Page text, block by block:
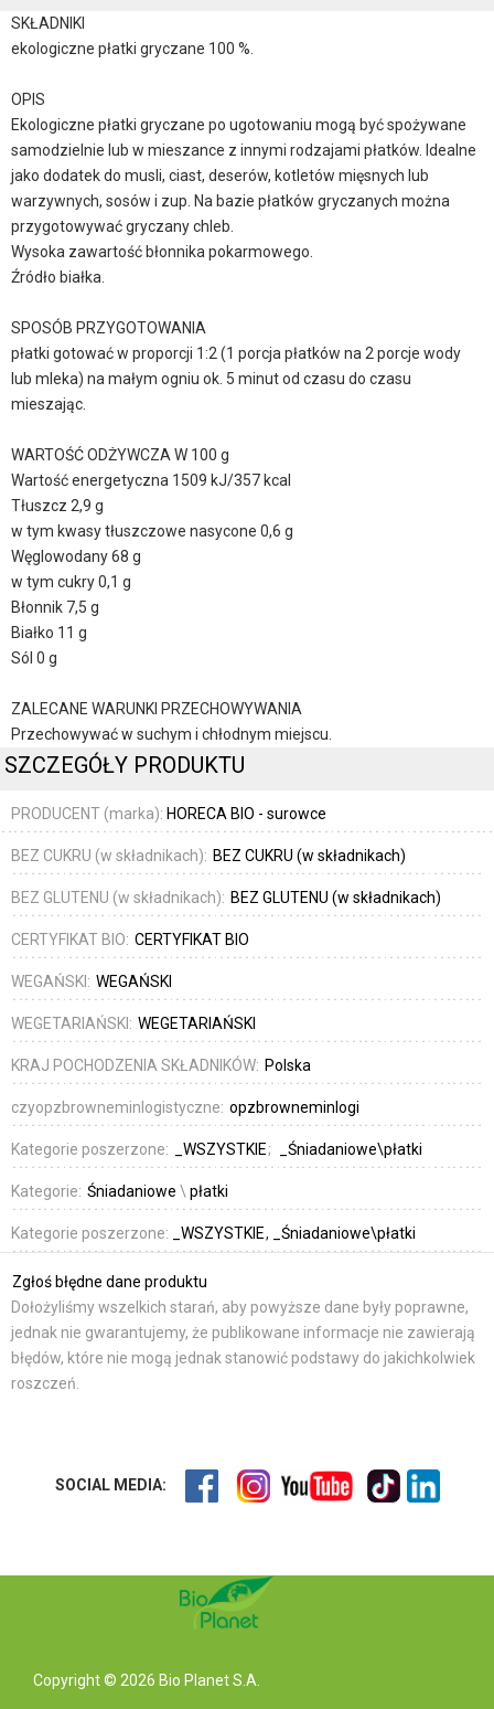
SKŁADNIKI
ekologiczne płatki gryczane 100 %.
OPIS
Ekologiczne płatki gryczane po ugotowaniu mogą być spożywane
samodzielnie lub w mieszance z innymi rodzajami płatków. Idealne
jako dodatek do musli, ciast, deserów, kotletów mięsnych lub
warzywnych, sosów i zup. Na bazie płatków gryczanych można
przygotowywać gryczany chleb.
Wysoka zawartość błonnika pokarmowego.
Źródło białka.
SPOSÓB PRZYGOTOWANIA
płatki gotować w proporcji 1:2 (1 porcja płatków na 2 porcje wody
lub mleka) na małym ogniu ok. 5 minut od czasu do czasu
mieszając.
WARTOŚĆ ODŻYWCZA W 100 g
Wartość energetyczna 1509 kJ/357 kcal
Tłuszcz 2,9 g
w tym kwasy tłuszczowe nasycone 0,6 g
Węglowodany 68 g
w tym cukry 0,1 g
Błonnik 7,5 g
Białko 11 g
Sól 0 g
ZALECANE WARUNKI PRZECHOWYWANIA
Przechowywać w suchym i chłodnym miejscu.
SZCZEGÓŁY PRODUKTU
PRODUCENT (marka): HORECA BIO - surowce
BEZ CUKRU (w składnikach): BEZ CUKRU (w składnikach)
BEZ GLUTENU (w składnikach): BEZ GLUTENU (w składnikach)
CERTYFIKAT BIO: CERTYFIKAT BIO
WEGAŃSKI: WEGAŃSKI
WEGETARIAŃSKI: WEGETARIAŃSKI
KRAJ POCHODZENIA SKŁADNIKÓW: Polska
czyopzbrowneminlogistyczne: opzbrowneminlogi
Kategorie poszerzone: _WSZYSTKIE _Śniadaniowe\płatki
Kategorie: Śniadaniowe \ płatki
Kategorie poszerzone: _WSZYSTKIE _Śniadaniowe\płatki
Zgłoś błędne dane produktu
Dołożyliśmy wszelkich starań, aby powyższe dane były poprawne,
jednak nie gwarantujemy, że publikowane informacje nie zawierają
błędów, które nie mogą jednak stanowić podstawy do jakichkolwiek
roszczeń.
SOCIAL MEDIA:
Copyright © 2026 Bio Planet S.A.